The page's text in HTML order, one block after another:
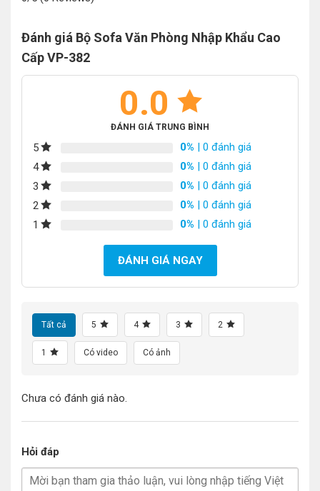
Đánh giá Bộ Sofa Văn Phòng Nhập Khẩu Cao
Cấp VP-382
0.0
ĐÁNH GIÁ TRUNG BÌNH
5 0% | 0 đánh giá
4
0% | 0 đánh giá
3
0% | 0 đánh giá
2
0% | 0 đánh giá
1
0% | 0 đánh giá
ĐÁNH GIÁ NGAY
Tất cả 5 4 3 2
1 Có video Có ảnh
Chưa có đánh giá nào.
Hỏi đáp